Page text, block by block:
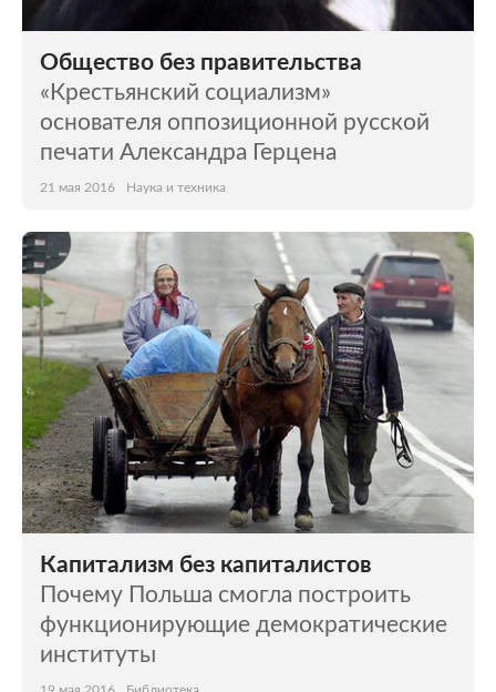
Общество без правительства
«Крестьянский социализм»
основателя оппозиционной русской
печати Александра Герцена
21 мая 2016 Наука и техника
Капитализм без капиталистов
Почему Польша смогла построить
функционирующие демократические
институты